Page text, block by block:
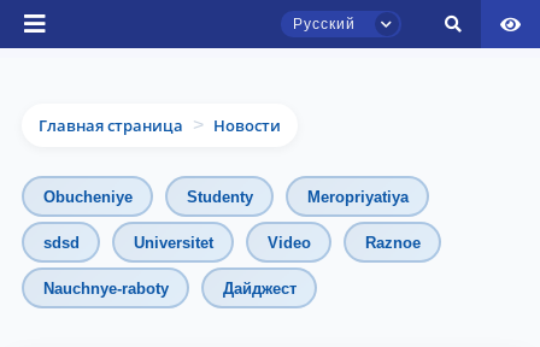
Русский
Главная страница > Новости
Obucheniye Studenty Meropriyatiya
sdsd Universitet Video Raznoe
Nauchnye-raboty Дайджест
Чат приёмной комиссии ТГЮУ
Онлайн